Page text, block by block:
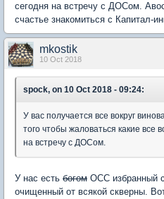
сегодня на встречу с ДОСом.
счастье знакомиться с Капитал-
mkostik
10 Oct 2018
spock, on 10 Oct 2018 - 09:24:
У вас получается все вокруг
того чтобы жаловаться какие все
на встречу с ДОСом.
У нас есть богом ОСС избранный
очищенный от всякой скверны.